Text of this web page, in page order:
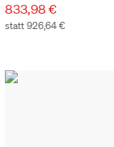
833,98 €
statt 926,64 €